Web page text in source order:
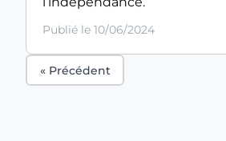
Publié le 10/06/2024
« Précédent